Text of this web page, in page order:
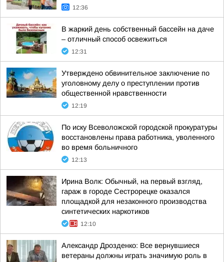
12:36
В жаркий день собственный бассейн на даче
– отличный способ освежиться
12:31
Утверждено обвинительное заключение по
уголовному делу о преступлении против
общественной нравственности
12:19
По иску Всеволожской городской прокуратуры
восстановлены права работника, уволенного
во время больничного
12:13
Ирина Волк: Обычный, на первый взгляд,
гараж в городе Сестрорецке оказался
площадкой для незаконного производства
синтетических наркотиков
12:10
Александр Дрозденко: Все вернувшиеся
ветераны должны играть значимую роль в